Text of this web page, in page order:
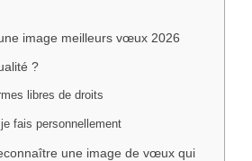
image meilleurs vœux 2026
?
libres de droits
fais personnellement
une image de vœux qui